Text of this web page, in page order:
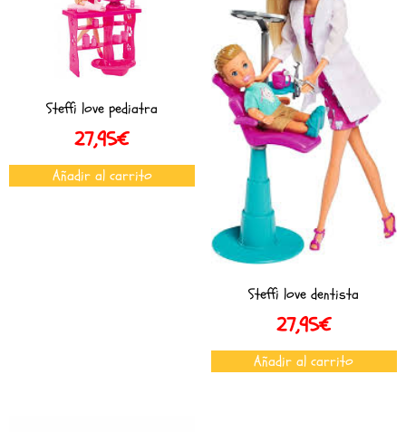
Steffi love pediatra
27,95€
Añadir al carrito
Steffi love dentista
27,95€
Añadir al carrito